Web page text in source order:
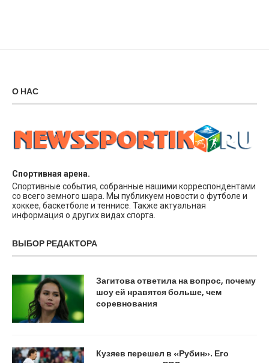
О НАС
Спортивная арена.
Спортивные события, собранные нашими корреспондентами
со всего земного шара. Мы публикуем новости о футболе и
хоккее, баскетболе и теннисе. Также актуальная
информация о других видах спорта.
ВЫБОР РЕДАКТОРА
Загитова ответила на вопрос, почему
шоу ей нравятся больше, чем
соревнования
Кузяев перешел в «Рубин». Его